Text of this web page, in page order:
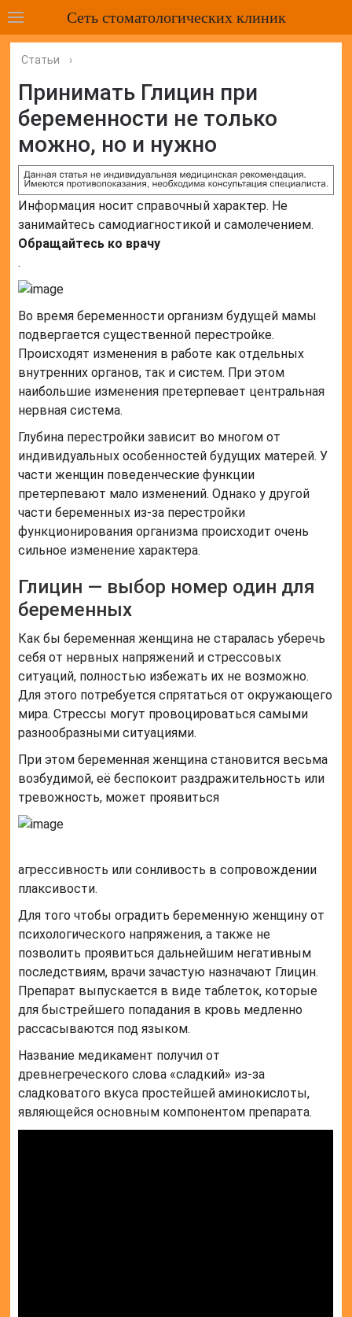
Сеть стоматологических клиник
Статьи ›
Принимать Глицин при
беременности не только
можно, но и нужно
Информация носит справочный характер. Не
занимайтесь самодиагностикой и самолечением.
Обращайтесь ко врачу
.
Во время беременности организм будущей мамы
подвергается существенной перестройке.
Происходят изменения в работе как отдельных
внутренних органов, так и систем. При этом
наибольшие изменения претерпевает центральная
нервная система.
Глубина перестройки зависит во многом от
индивидуальных особенностей будущих матерей. У
части женщин поведенческие функции
претерпевают мало изменений. Однако у другой
части беременных из-за перестройки
функционирования организма происходит очень
сильное изменение характера.
Глицин — выбор номер один для
беременных
Как бы беременная женщина не старалась уберечь
себя от нервных напряжений и стрессовых
ситуаций, полностью избежать их не возможно.
Для этого потребуется спрятаться от окружающего
мира. Стрессы могут провоцироваться самыми
разнообразными ситуациями.
При этом беременная женщина становится весьма
возбудимой, её беспокоит раздражительность или
тревожность, может проявиться
агрессивность или сонливость в сопровождении
плаксивости.
Для того чтобы оградить беременную женщину от
психологического напряжения, а также не
позволить проявиться дальнейшим негативным
последствиям, врачи зачастую назначают Глицин.
Препарат выпускается в виде таблеток, которые
для быстрейшего попадания в кровь медленно
рассасываются под языком.
Название медикамент получил от
древнегреческого слова «сладкий» из-за
сладковатого вкуса простейшей аминокислоты,
являющейся основным компонентом препарата.